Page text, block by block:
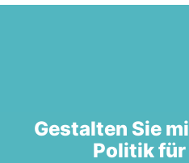
Gestalten Sie
Politik für